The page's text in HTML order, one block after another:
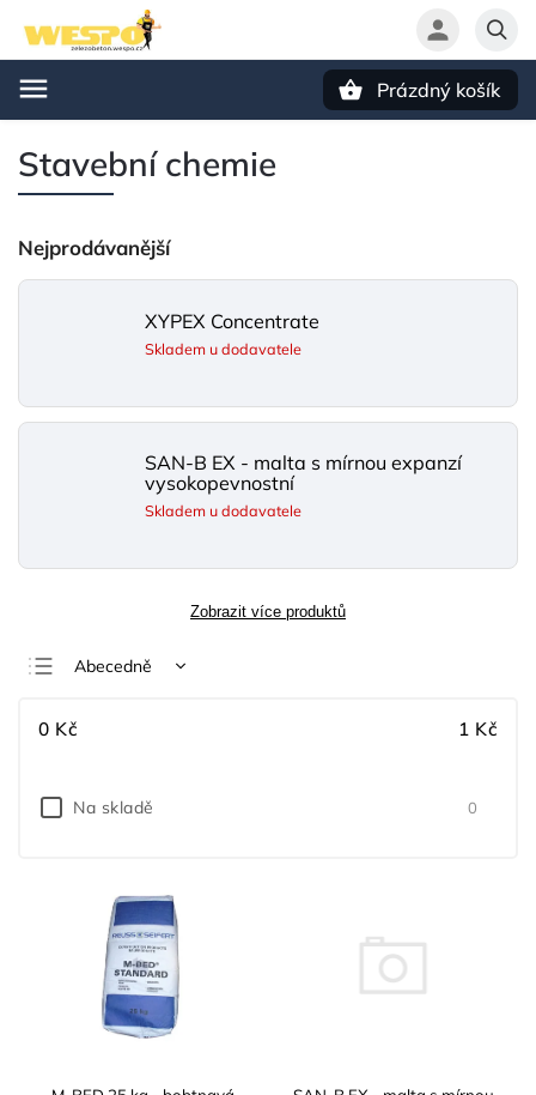
Prázdný košík
Stavební chemie
Nejprodávanější
XYPEX Concentrate
Skladem u dodavatele
SAN-B EX - malta s mírnou expanzí
vysokopevnostní
Skladem u dodavatele
Zobrazit více produktů
Abecedně
Nejdražší
0 Kč 1 Kč
Na skladě 0